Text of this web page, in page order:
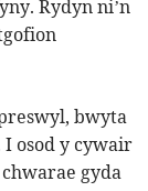
Rydyn ni’n
bwyta
osod y cywair
gyda